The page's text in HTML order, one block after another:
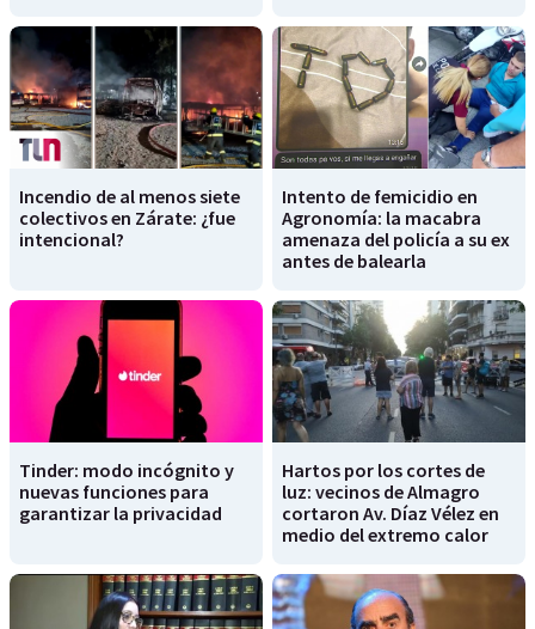
Incendio de al menos siete
colectivos en Zárate: ¿fue
intencional?
Intento de femicidio en
Agronomía: la macabra
amenaza del policía a su ex
antes de balearla
Tinder: modo incógnito y
nuevas funciones para
garantizar la privacidad
Hartos por los cortes de
luz: vecinos de Almagro
cortaron Av. Díaz Vélez en
medio del extremo calor